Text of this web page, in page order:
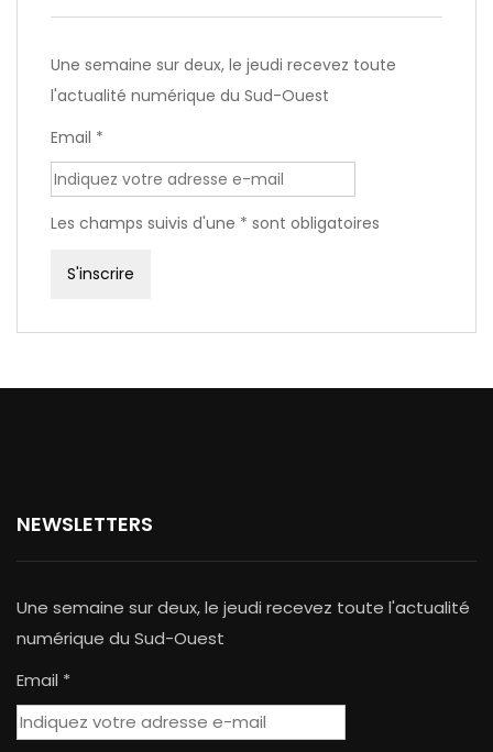
Une semaine sur deux, le jeudi recevez toute
l'actualité numérique du Sud-Ouest
Email *
Les champs suivis d'une * sont obligatoires
NEWSLETTERS
Une semaine sur deux, le jeudi recevez toute l'actualité
numérique du Sud-Ouest
Email *